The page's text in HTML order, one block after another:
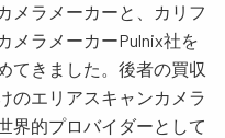
メラメーカーと、カリフ
メラメーカーPulnix社を
てきました。後者の買収
のエリアスキャンカメラ
界的プロバイダーとして